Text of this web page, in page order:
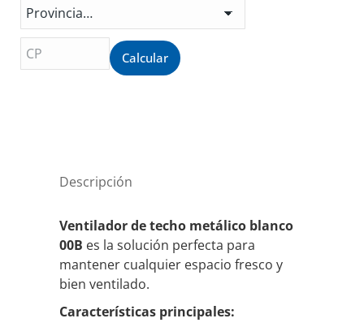
Calcular
Descripción
Ventilador de techo metálico blanco
00B es la solución perfecta para
mantener cualquier espacio fresco y
bien ventilado.
Características principales: